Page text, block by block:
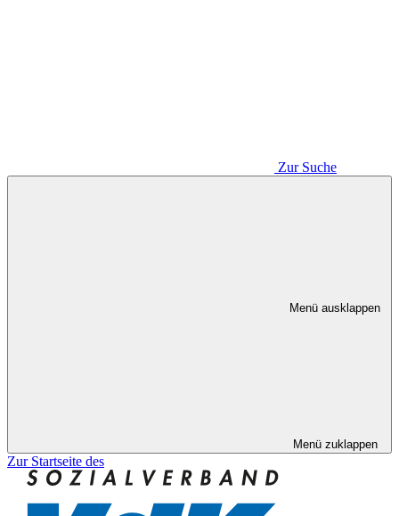
Zur Suche
Menü ausklappen
Menü zuklappen
Zur Startseite des